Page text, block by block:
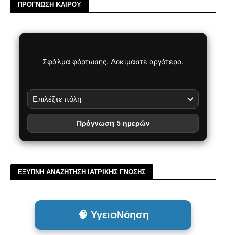
ΠΡΟΓΝΩΣΗ ΚΑΙΡΟΥ
Σφάλμα φόρτωσης. Δοκιμάστε αργότερα.
Πρόγνωση 5 ημερών
ΕΞΥΠΝΗ ΑΝΑΖΗΤΗΣΗ ΙΑΤΡΙΚΗΣ ΓΝΩΣΗΣ
🧠 ΥγειοΝόηση